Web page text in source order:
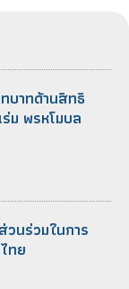
บาทด้านสิทธิ
ม พรหโมบล
นร่วมในการ
ทย